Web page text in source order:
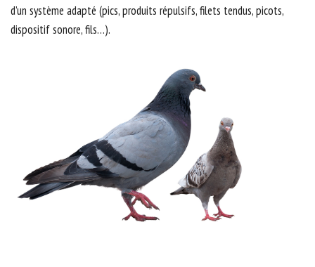
d’un système adapté (pics, produits répulsifs, filets tendus, picots,
dispositif sonore, fils…).